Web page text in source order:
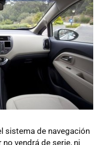
sistema de navegación
vendrá de serie, ni